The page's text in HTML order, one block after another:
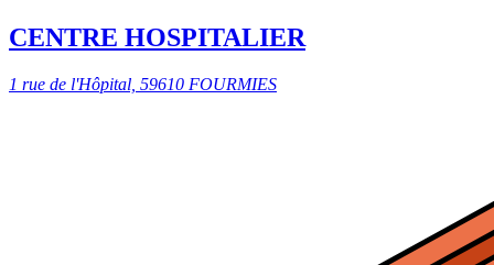
CENTRE HOSPITALIER
1 rue de l'Hôpital, 59610 FOURMIES